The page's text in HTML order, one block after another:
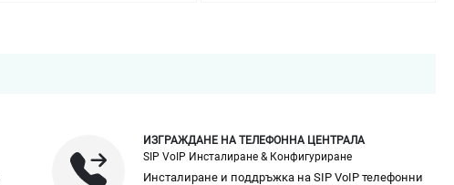
ИЗГРАЖДАНЕ НА ТЕЛЕФОННА ЦЕНТРАЛА
SIP VoIP Инсталиране & Конфигуриране
Инсталиране и поддръжка на SIP VoIP телефонни